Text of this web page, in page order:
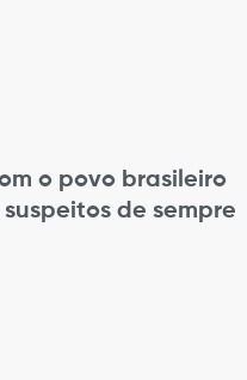
o povo brasileiro
de sempre